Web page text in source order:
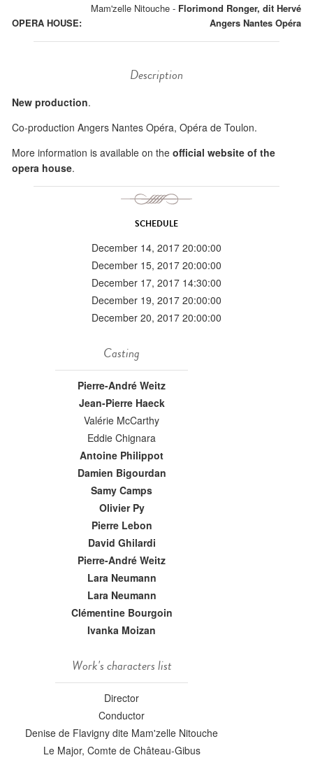
Mam'zelle Nitouche - Florimond Ronger, dit Hervé
OPERA HOUSE:
Angers Nantes Opéra
Description
New production.
Co-production Angers Nantes Opéra, Opéra de Toulon.
More information is available on the official website of the
opera house.
SCHEDULE
December 14, 2017 20:00:00
December 15, 2017 20:00:00
December 17, 2017 14:30:00
December 19, 2017 20:00:00
December 20, 2017 20:00:00
Casting
Pierre-André Weitz
Jean-Pierre Haeck
Valérie McCarthy
Eddie Chignara
Antoine Philippot
Damien Bigourdan
Samy Camps
Olivier Py
Pierre Lebon
David Ghilardi
Pierre-André Weitz
Lara Neumann
Lara Neumann
Clémentine Bourgoin
Ivanka Moizan
Work's characters list
Director
Conductor
Denise de Flavigny dite Mam'zelle Nitouche
Le Major, Comte de Château-Gibus